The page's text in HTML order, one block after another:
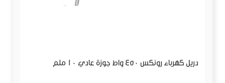
دريل كهرباء رونكس 450 واط جوزة عادي 10 ملم